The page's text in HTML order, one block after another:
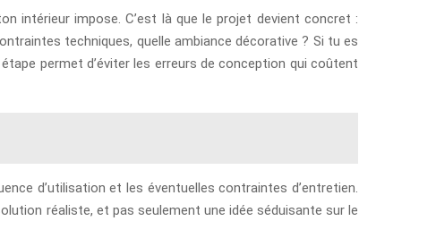
intérieur impose. C’est là que le projet devient concret :
techniques, quelle ambiance décorative ? Si tu es
permet d’éviter les erreurs de conception qui coûtent
d’utilisation et les éventuelles contraintes d’entretien.
réaliste, et pas seulement une idée séduisante sur le